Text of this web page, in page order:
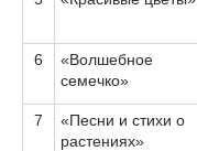
6
«Волшебное
семечко»
7
«Песни и стихи о
растениях»